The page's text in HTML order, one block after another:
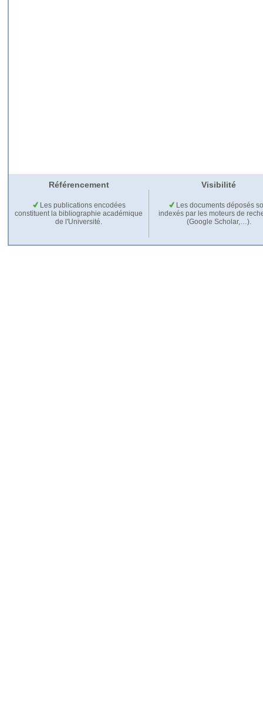
Référencement Visibilité
Les publications encodées
constituent la bibliographie académique
de l'Université.
Les documents déposés
indexés par les moteurs de
(Google Scholar,…).